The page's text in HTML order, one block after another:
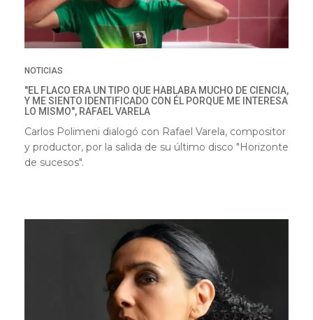
NOTICIAS
"EL FLACO ERA UN TIPO QUE HABLABA MUCHO DE CIENCIA,
Y ME SIENTO IDENTIFICADO CON ÉL PORQUE ME INTERESA
LO MISMO", RAFAEL VARELA
Carlos Polimeni dialogó con Rafael Varela, compositor
y productor, por la salida de su último disco "Horizonte
de sucesos".